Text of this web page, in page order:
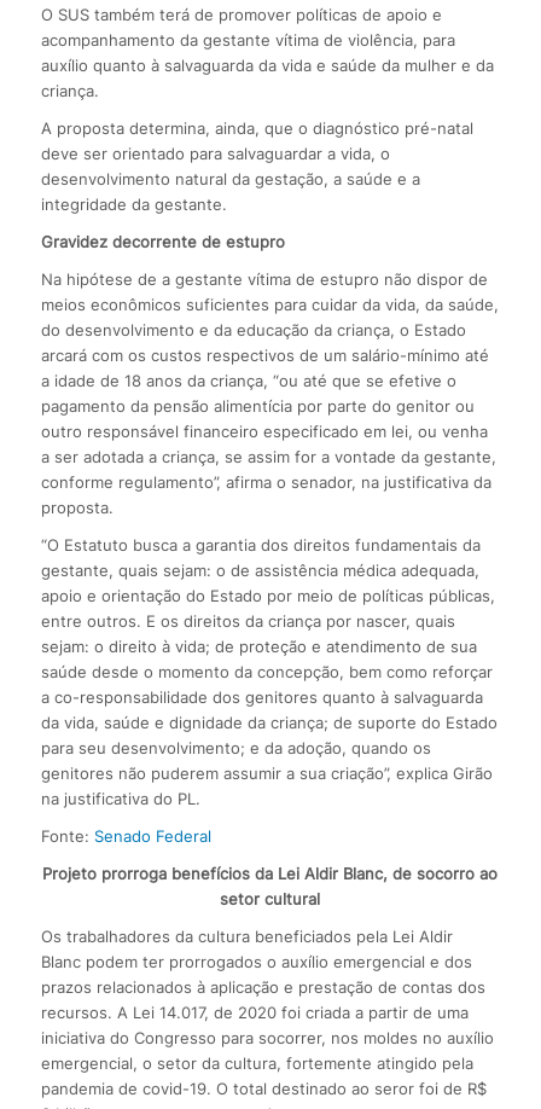
O SUS também terá de promover políticas de apoio e
acompanhamento da gestante vítima de violência, para
auxílio quanto à salvaguarda da vida e saúde da mulher e da
criança.
A proposta determina, ainda, que o diagnóstico pré-natal
deve ser orientado para salvaguardar a vida, o
desenvolvimento natural da gestação, a saúde e a
integridade da gestante.
Gravidez decorrente de estupro
Na hipótese de a gestante vítima de estupro não dispor de
meios econômicos suficientes para cuidar da vida, da saúde,
do desenvolvimento e da educação da criança, o Estado
arcará com os custos respectivos de um salário-mínimo até
a idade de 18 anos da criança, “ou até que se efetive o
pagamento da pensão alimentícia por parte do genitor ou
outro responsável financeiro especificado em lei, ou venha
a ser adotada a criança, se assim for a vontade da gestante,
conforme regulamento”, afirma o senador, na justificativa da
proposta.
“O Estatuto busca a garantia dos direitos fundamentais da
gestante, quais sejam: o de assistência médica adequada,
apoio e orientação do Estado por meio de políticas públicas,
entre outros. E os direitos da criança por nascer, quais
sejam: o direito à vida; de proteção e atendimento de sua
saúde desde o momento da concepção, bem como reforçar
a co-responsabilidade dos genitores quanto à salvaguarda
da vida, saúde e dignidade da criança; de suporte do Estado
para seu desenvolvimento; e da adoção, quando os
genitores não puderem assumir a sua criação”, explica Girão
na justificativa do PL.
Fonte: Senado Federal
Projeto prorroga benefícios da Lei Aldir Blanc, de socorro ao
setor cultural
Os trabalhadores da cultura beneficiados pela Lei Aldir
Blanc podem ter prorrogados o auxílio emergencial e dos
prazos relacionados à aplicação e prestação de contas dos
recursos. A Lei 14.017, de 2020 foi criada a partir de uma
iniciativa do Congresso para socorrer, nos moldes no auxílio
emergencial, o setor da cultura, fortemente atingido pela
pandemia de covid-19. O total destinado ao seror foi de R$